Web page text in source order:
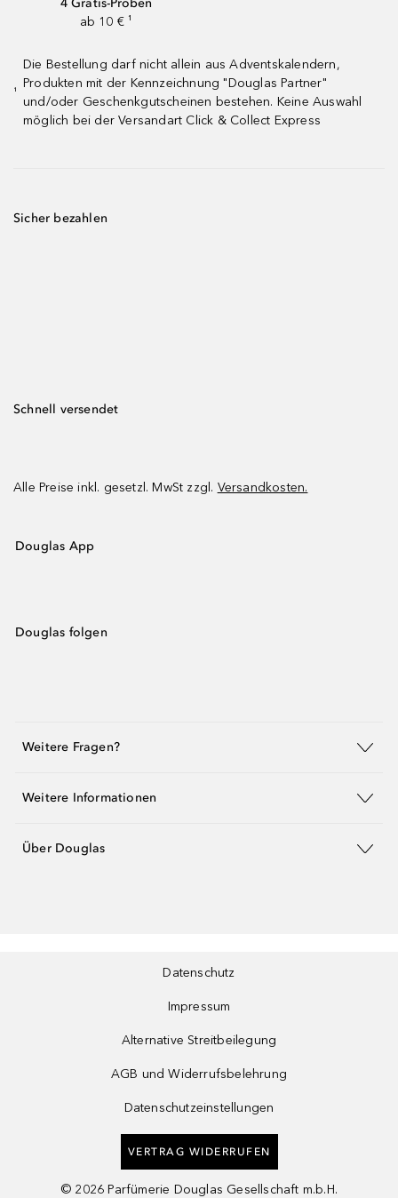
4 Gratis-Proben
ab 10 € ¹
¹
Die Bestellung darf nicht allein aus Adventskalendern,
Produkten mit der Kennzeichnung "Douglas Partner"
und/oder Geschenkgutscheinen bestehen. Keine Auswahl
möglich bei der Versandart Click & Collect Express
Sicher bezahlen
Schnell versendet
Alle Preise inkl. gesetzl. MwSt zzgl. Versandkosten.
Douglas App
Douglas folgen
Weitere Fragen?
Weitere Informationen
Über Douglas
Datenschutz
Impressum
Alternative Streitbeilegung
AGB und Widerrufsbelehrung
Datenschutzeinstellungen
VERTRAG WIDERRUFEN
© 2026 Parfümerie Douglas Gesellschaft m.b.H.